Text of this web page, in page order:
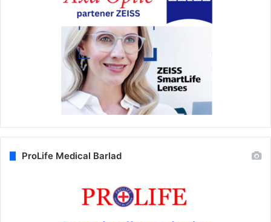
ProLife Medical Barlad